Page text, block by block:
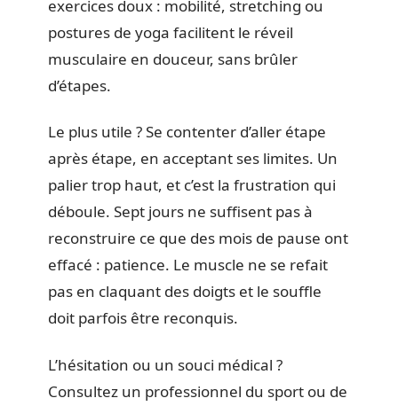
exercices doux : mobilité, stretching ou
postures de yoga facilitent le réveil
musculaire en douceur, sans brûler
d’étapes.
Le plus utile ? Se contenter d’aller étape
après étape, en acceptant ses limites. Un
palier trop haut, et c’est la frustration qui
déboule. Sept jours ne suffisent pas à
reconstruire ce que des mois de pause ont
effacé : patience. Le muscle ne se refait
pas en claquant des doigts et le souffle
doit parfois être reconquis.
L’hésitation ou un souci médical ?
Consultez un professionnel du sport ou de